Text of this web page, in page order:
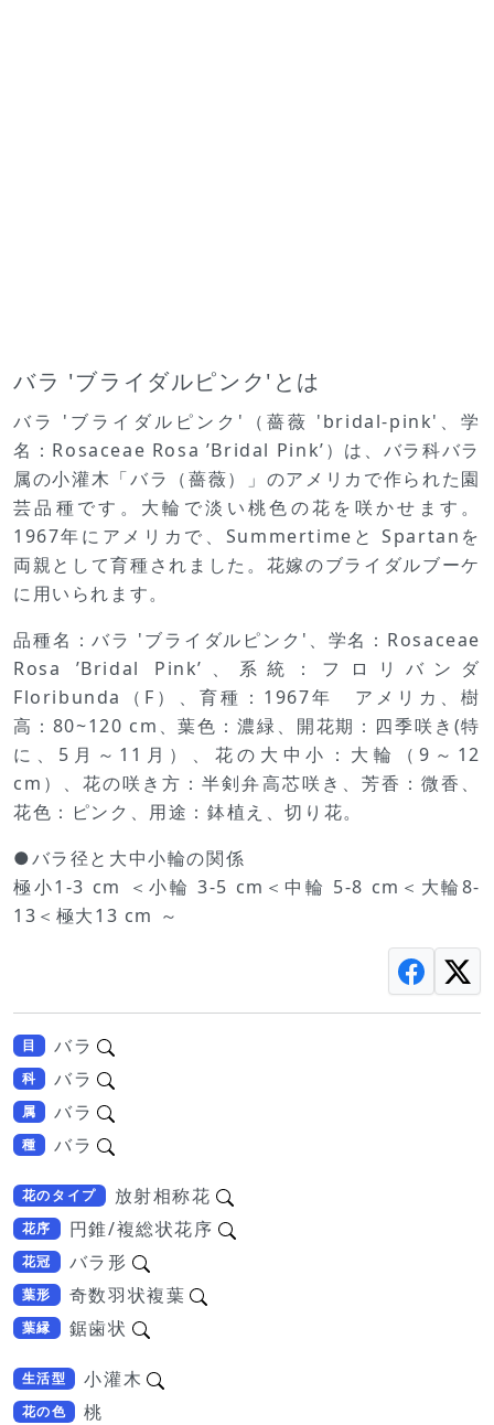
バラ 'ブライダルピンク'とは
バラ 'ブライダルピンク'（薔薇 'bridal-pink'、学
名：Rosaceae Rosa ’Bridal Pink’）は、バラ科バラ
属の小灌木「バラ（薔薇）」のアメリカで作られた園
芸品種です。大輪で淡い桃色の花を咲かせます。
1967年にアメリカで、Summertimeと Spartanを
両親として育種されました。花嫁のブライダルブーケ
に用いられます。
品種名：バラ 'ブライダルピンク'、学名：Rosaceae
Rosa ’Bridal Pink’、系統：フロリバンダ
Floribunda（F）、育種：1967年 アメリカ、樹
高：80~120 cm、葉色：濃緑、開花期：四季咲き(特
に、5月～11月）、花の大中小：大輪（9～12
cm）、花の咲き方：半剣弁高芯咲き、芳香：微香、
花色：ピンク、用途：鉢植え、切り花。
●バラ径と大中小輪の関係
極小1-3 cm ＜小輪 3-5 cm＜中輪 5-8 cm＜大輪8-
13＜極大13 cm ～
目 バラ
科 バラ
属 バラ
種 バラ
花のタイプ 放射相称花
花序 円錐/複総状花序
花冠 バラ形
葉形 奇数羽状複葉
葉縁 鋸歯状
生活型 小灌木
花の色 桃